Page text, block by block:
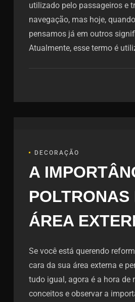
utilizado pelo passageiros e
navegação, mas hoje,
pensamos já em outros
Atualmente, esse termo é
DECORAÇÃO
A
POLTRONAS
ÁREA
Se você está querendo
cara da sua área externa e
tudo igual, agora é a hora de
conceitos e observar a